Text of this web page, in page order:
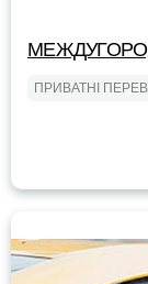
ПРИВАТНІ